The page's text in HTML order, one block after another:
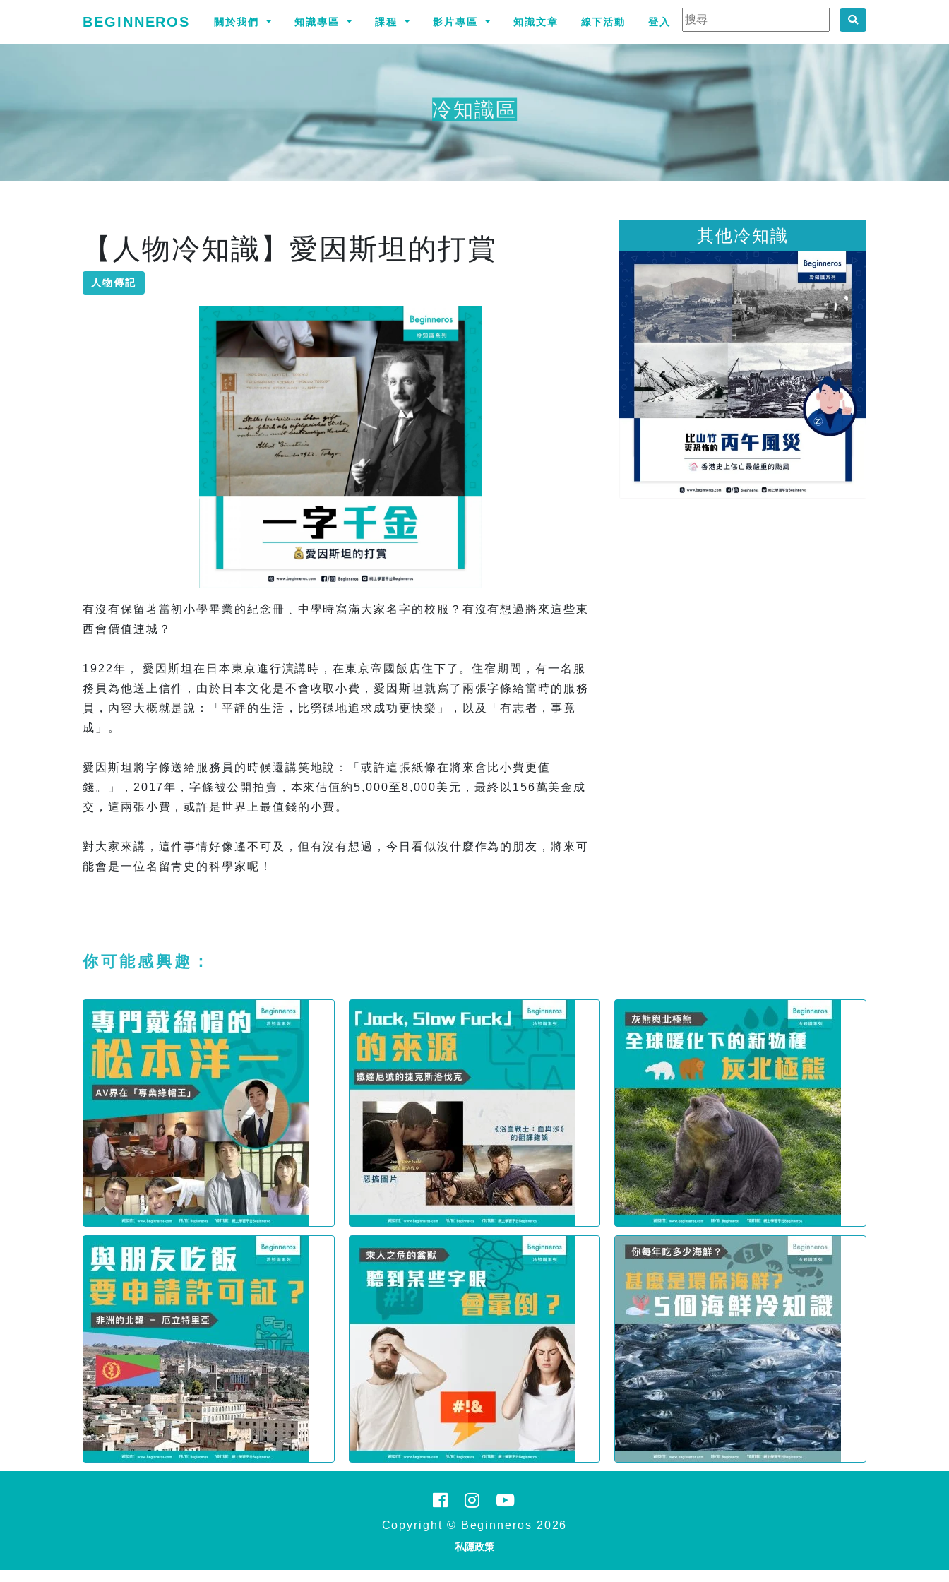
BEGINNEROS 關於我們 知識專區 課程 影片專區 知識文章 線下活動 登入
冷知識區
【人物冷知識】愛因斯坦的打賞
人物傳記
有沒有保留著當初小學畢業的紀念冊﹑中學時寫滿大家名字的校服？有沒有想過將來這些東
西會價值連城？
1922年， 愛因斯坦在日本東京進行演講時，在東京帝國飯店住下了。住宿期間，有一名服
務員為他送上信件，由於日本文化是不會收取小費，愛因斯坦就寫了兩張字條給當時的服務
員，內容大概就是說：「平靜的生活，比勞碌地追求成功更快樂」，以及「有志者，事竟
成」。
愛因斯坦將字條送給服務員的時候還講笑地說：「或許這張紙條在將來會比小費更值
錢。」，2017年，字條被公開拍賣，本來估值約5,000至8,000美元，最終以156萬美金成
交，這兩張小費，或許是世界上最值錢的小費。
對大家來講，這件事情好像遙不可及，但有沒有想過，今日看似沒什麼作為的朋友，將來可
能會是一位名留青史的科學家呢！
其他冷知識
你可能感興趣：
Copyright © Beginneros 2026
私隱政策